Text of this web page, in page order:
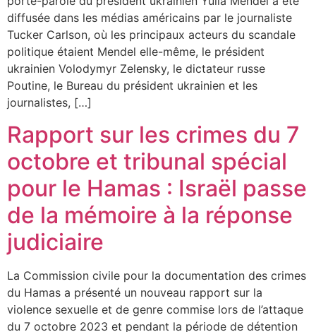
diffusée dans les médias américains par le journaliste
Tucker Carlson, où les principaux acteurs du scandale
politique étaient Mendel elle-même, le président
ukrainien Volodymyr Zelensky, le dictateur russe
Poutine, le Bureau du président ukrainien et les
journalistes, […]
Rapport sur les crimes du 7
octobre et tribunal spécial
pour le Hamas : Israël passe
de la mémoire à la réponse
judiciaire
La Commission civile pour la documentation des crimes
du Hamas a présenté un nouveau rapport sur la
violence sexuelle et de genre commise lors de l’attaque
du 7 octobre 2023 et pendant la période de détention